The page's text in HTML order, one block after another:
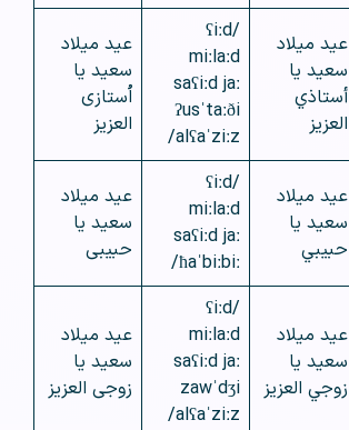
عيد ميلاد
سعيد يا
أستاذي
العزيز
/ʕiːd
miːlaːd
saʕiːd jaː
ʔusˈtaːði
alʕaˈziːz/
عید میلاد
سعید یا
اُستازی
العزیز
عيد ميلاد
سعيد يا
حبيبي
/ʕiːd
miːlaːd
saʕiːd jaː
ħaˈbiːbiː/
عید میلاد
سعید یا
حبیبی
عيد ميلاد
سعيد يا
زوجي العزيز
/ʕiːd
miːlaːd
saʕiːd jaː
zawˈdʒi
alʕaˈziːz/
عید میلاد
سعید یا
زوجی العزیز